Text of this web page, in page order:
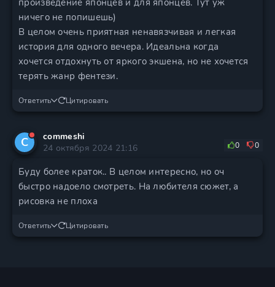
произведение японцев и для японцев. Тут уж
ничего не попишешь)
В целом очень приятная ненавязчивая и легкая
история для одного вечера. Идеальна когда
хочется отдохнуть от яркого экшена, но не хочется
терять жанр фентези.
Ответить Цитировать
C
commeshi
24 октября 2024 21:16
0 0
Буду более краток.. В целом интересно, но оч
быстро надоело смотреть. На любителя сюжет, а
рисовка не плоха
Ответить Цитировать